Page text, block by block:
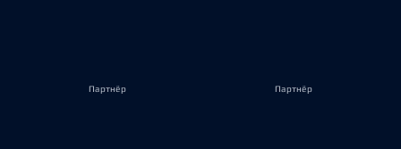
Партнёр Партнёр